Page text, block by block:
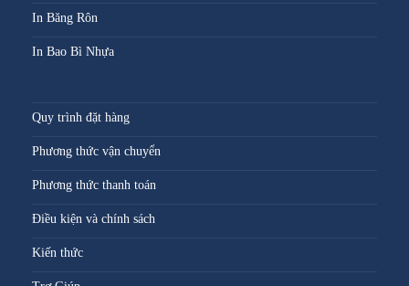
In Băng Rôn
In Bao Bì Nhựa
Quy trình đặt hàng
Phương thức vận chuyển
Phương thức thanh toán
Điều kiện và chính sách
Kiến thức